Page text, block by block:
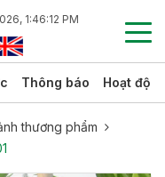
1:46:14 PM
Thông báo Hoạt
thương phẩm